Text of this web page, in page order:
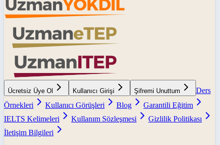
Ücretsiz Üye Ol Kullanıcı Girişi Şifremi Unuttum
Ders
Örnekleri
Kullanıcı Görüşleri Blog
Garantili Eğitim
IELTS Kelimeleri
Kullanım Sözleşmesi
Gizlilik Politikası
İletişim Bilgileri